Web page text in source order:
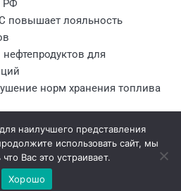
РФ
повышает лояльность
для
норм хранения топлива
наилучшего представления
использовать сайт, мы
Вас это устраивает.
Хорошо